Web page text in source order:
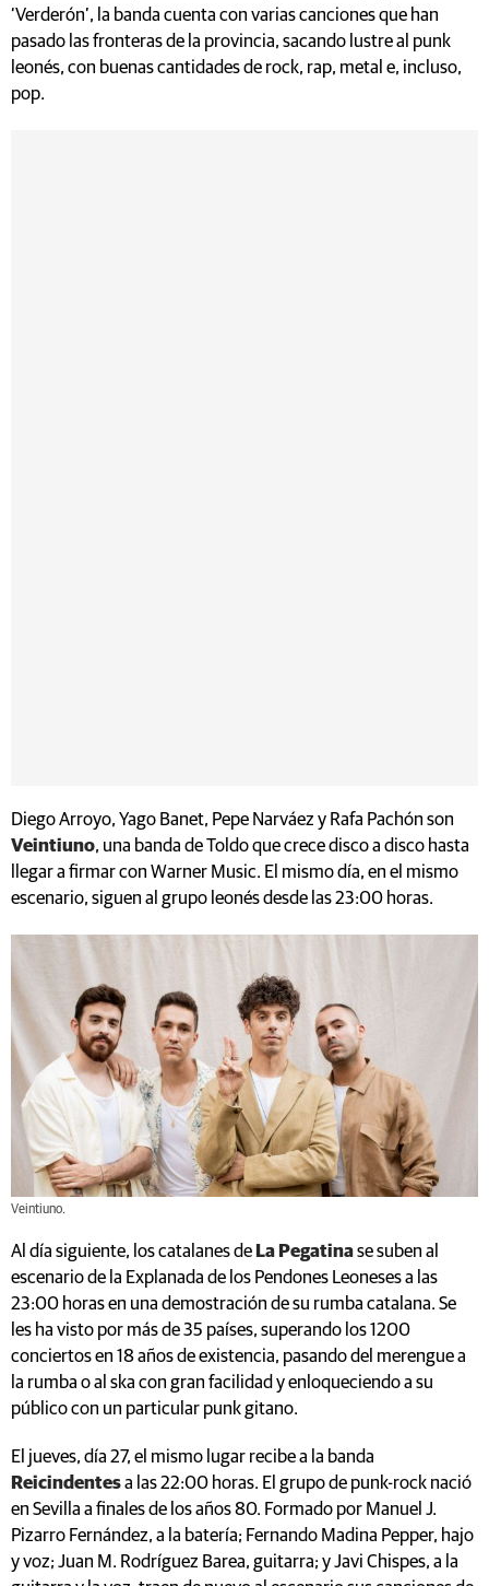
‘Verderón’, la banda cuenta con varias canciones que han
pasado las fronteras de la provincia, sacando lustre al punk
leonés, con buenas cantidades de rock, rap, metal e, incluso,
pop.
Diego Arroyo, Yago Banet, Pepe Narváez y Rafa Pachón son
Veintiuno, una banda de Toldo que crece disco a disco hasta
llegar a firmar con Warner Music. El mismo día, en el mismo
escenario, siguen al grupo leonés desde las 23:00 horas.
Veintiuno.
Al día siguiente, los catalanes deLa Pegatinase suben al
escenario de la Explanada de los Pendones Leoneses a las
23:00 horas en una demostración de su rumba catalana. Se
les ha visto por más de 35 países, superando los 1200
conciertos en 18 años de existencia, pasando del merengue a
la rumba o al ska con gran facilidad y enloqueciendo a su
público con un particular punk gitano.
El jueves, día 27, el mismo lugar recibe a la banda
Reicindentesa las 22:00 horas. El grupo de punk-rock nació
en Sevilla a finales de los años 80. Formado por Manuel J.
Pizarro Fernández, a la batería; Fernando Madina Pepper, hajo
y voz; Juan M. Rodríguez Barea, guitarra; y Javi Chispes, a la